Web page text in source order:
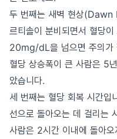
두 번째는 새벽 현상
르티솔이 분비되면서 혈당
20mg/dL을 넘으면 주의가
혈당 상승폭이 큰 사람은 5
았습니다.
세 번째는 혈당 회복 시간입
선으로 돌아오는 데 걸리는
사람은 2시간 이내에 돌아